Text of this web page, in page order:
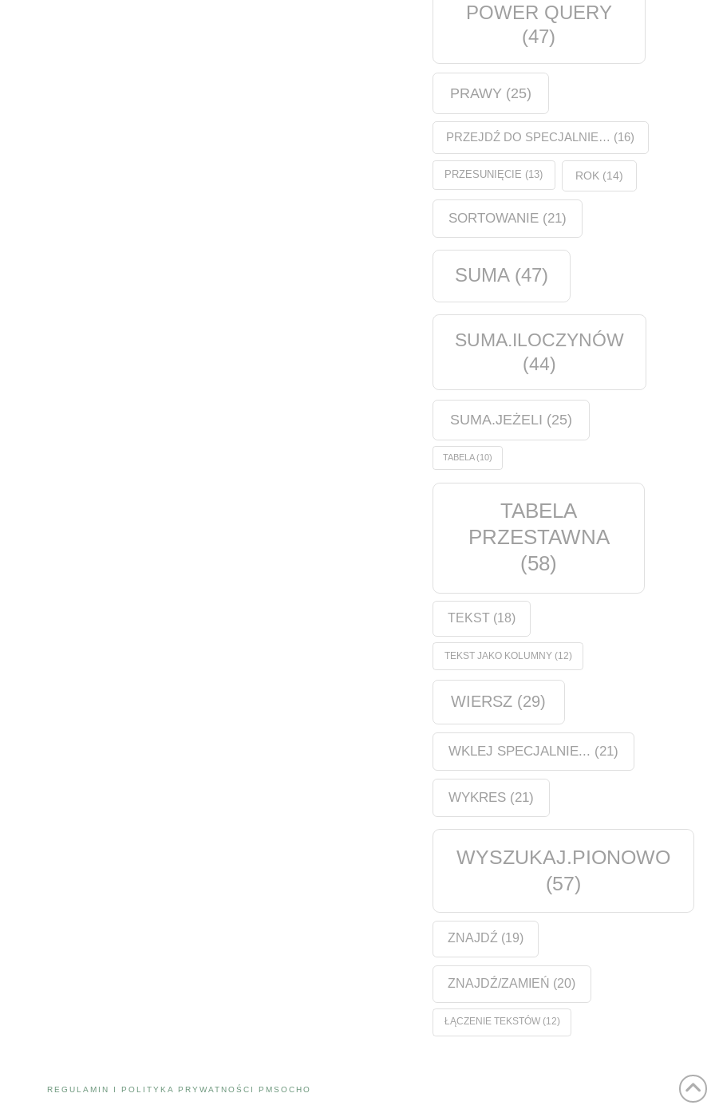
POWER QUERY
(47)
PRAWY(25)
PRZEJDŹ DO SPECJALNIE… (16)
PRZESUNIĘCIE (13) ROK (14)
SORTOWANIE(21)
SUMA(47)
SUMA.ILOCZYNÓW
(44)
SUMA.JEŻELI (25)
TABELA(10)
TABELA
PRZESTAWNA
(58)
TEKST(18)
TEKST JAKO KOLUMNY(12)
WIERSZ (29)
WKLEJ SPECJALNIE... (21)
WYKRES(21)
WYSZUKAJ.PIONOWO
(57)
ZNAJDŹ (19)
ZNAJDŹ/ZAMIEŃ (20)
ŁĄCZENIE TEKSTÓW(12)
REGULAMIN I POLITYKA PRYWATNOŚCI PMSOCHO